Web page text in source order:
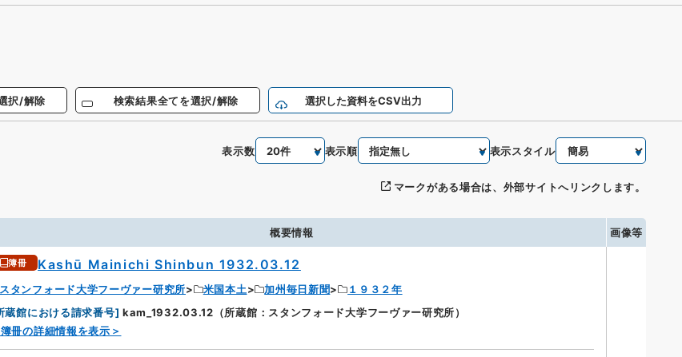
択/解除 検索結果全てを選択/解除 選択した資料をCSV出力
表示数 表示順 表示スタイル
マークがある場合は、外部サイトへリンクします。
概要情報 画像等
簿冊 Kashū Mainichi Shinbun 1932.03.12
スタンフォード大学フーヴァー研究所 米国本土 加州毎日新聞
１９３２年
蔵館における請求番号] kam_1932.03.12（所蔵館：スタンフォード大学フーヴァー研究所）
簿冊の詳細情報を表示＞